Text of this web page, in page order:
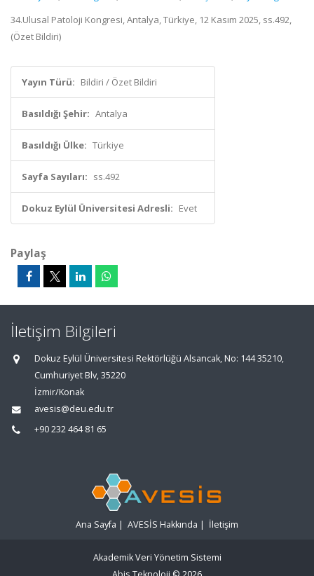
34.Ulusal Patoloji Kongresi, Antalya, Türkiye, 12 Kasım 2025, ss.492,
(Özet Bildiri)
Yayın Türü: Bildiri / Özet Bildiri
Basıldığı Şehir: Antalya
Basıldığı Ülke: Türkiye
Sayfa Sayıları: ss.492
Dokuz Eylül Üniversitesi Adresli: Evet
Paylaş
İletişim Bilgileri
Dokuz Eylül Üniversitesi Rektörlüğü Alsancak, No: 144 35210,
Cumhuriyet Blv, 35220
İzmir/Konak
avesis@deu.edu.tr
+90 232 464 81 65
Ana Sayfa | AVESİS Hakkında | İletişim
Akademik Veri Yönetim Sistemi